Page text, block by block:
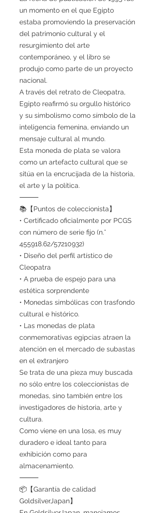
un momento en el que Egipto
estaba promoviendo la preservación
del patrimonio cultural y el
resurgimiento del arte
contemporáneo, y el libro se
produjo como parte de un proyecto
nacional.
A través del retrato de Cleopatra,
Egipto reafirmó su orgullo histórico
y su simbolismo como símbolo de la
inteligencia femenina, enviando un
mensaje cultural al mundo.
Esta moneda de plata se valora
como un artefacto cultural que se
sitúa en la encrucijada de la historia,
el arte y la política.
⸻
📚【Puntos de coleccionista】
• Certificado oficialmente por PCGS
con número de serie fijo (n.°
455918.62/57210932)
• Diseño del perfil artístico de
Cleopatra
• A prueba de espejo para una
estética sorprendente
• Monedas simbólicas con trasfondo
cultural e histórico.
• Las monedas de plata
conmemorativas egipcias atraen la
atención en el mercado de subastas
en el extranjero
Se trata de una pieza muy buscada
no sólo entre los coleccionistas de
monedas, sino también entre los
investigadores de historia, arte y
cultura.
Como viene en una losa, es muy
duradero e ideal tanto para
exhibición como para
almacenamiento.
⸻
📦【Garantía de calidad
GoldsilverJapan】